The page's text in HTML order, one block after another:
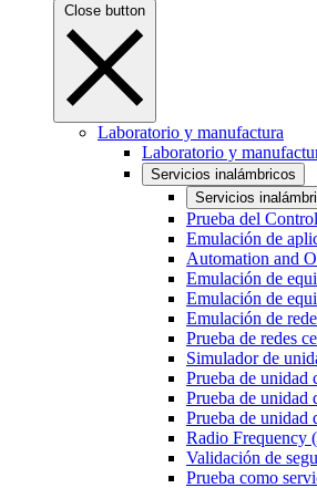
Close button
Laboratorio y manufactura
Laboratorio y
Servicios inalámbricos
Servicios
Prueba del
Emulación de
Automation and
Emulación de
Emulación de
Emulación de
Prueba de redes
Simulador de
Prueba de unidad
Prueba de
Prueba de unidad
Radio Frequency
Validación de
Prueba como